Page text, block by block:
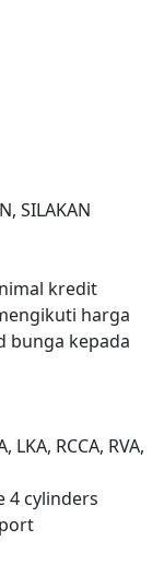
SILAKAN
kredit
harga
bunga kepada
RCCA, RVA,
4 cylinders